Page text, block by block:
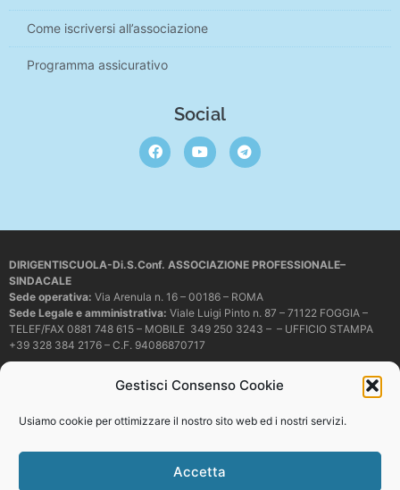
Gestisci Consenso Cookie
Usiamo cookie per ottimizzare il nostro sito web ed i nostri servizi.
Accetta
Come iscriversi all’associazione
Programma assicurativo
Social
DIRIGENTISCUOLA-Di.S.Conf. ASSOCIAZIONE PROFESSIONALE–
SINDACALE
Sede operativa: Via Arenula n. 16 – 00186 – ROMA
Sede Legale e amministrativa: Viale Luigi Pinto n. 87 – 71122 FOGGIA –
TELEF/FAX 0881 748 615 – MOBILE 349 250 3243 – – UFFICIO STAMPA
+39 328 384 2176 – C.F. 94086870717
dirigentiscuola@pec.it
copiare o riprodurre in alcun modo i contenuti presenti in questo sito se non